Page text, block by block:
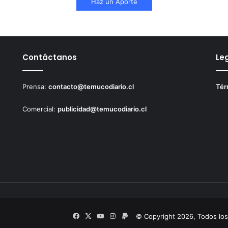
Contáctanos
Prensa:contacto@temucodiario.cl
Comercial:publicidad@temucodiario.cl
© Copyright 2026, Todos
FacebookYouTubeInstagram
PayPal